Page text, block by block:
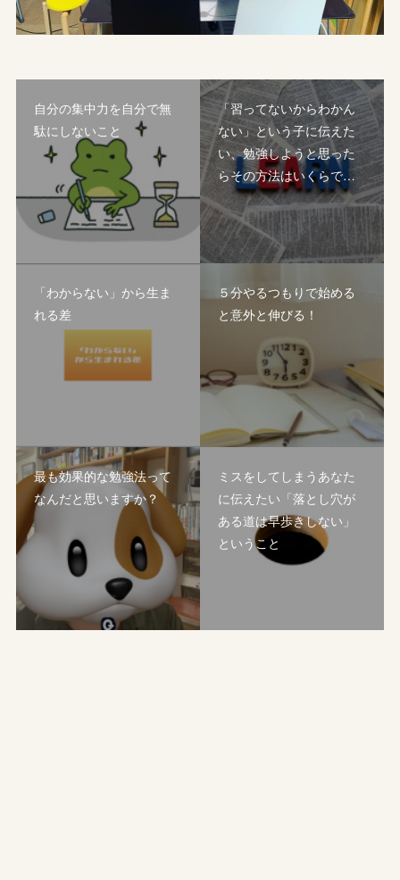
自分の集中力を自分で無
駄にしないこと
「習ってないからわかん
ない」という子に伝えた
い、勉強しようと思った
らその方法はいくらで…
「わからない」から生ま
れる差
５分やるつもりで始める
と意外と伸びる！
最も効果的な勉強法って
なんだと思いますか？
ミスをしてしまうあなた
に伝えたい「落とし穴が
ある道は早歩きしない」
ということ